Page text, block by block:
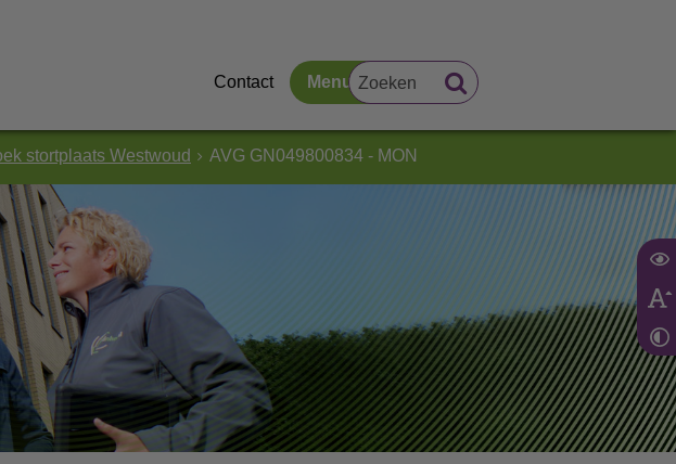
Contact Menu
stortplaats Westwoud
AVG GN049800834 - MON